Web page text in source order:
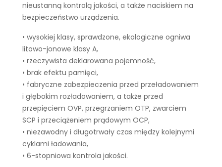
nieustanną kontrolą jakości, a także naciskiem na
bezpieczeństwo urządzenia.
• wysokiej klasy, sprawdzone, ekologiczne ogniwa
litowo-jonowe klasy A,
• rzeczywista deklarowana pojemność,
• brak efektu pamięci,
• fabryczne zabezpieczenia przed przeładowaniem
i głębokim rozładowaniem, a także przed
przepięciem OVP, przegrzaniem OTP, zwarciem
SCP i przeciążeniem prądowym OCP,
• niezawodny i długotrwały czas między kolejnymi
cyklami ładowania,
• 6-stopniowa kontrola jakości.